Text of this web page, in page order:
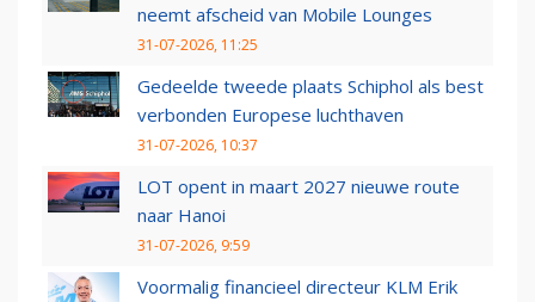
neemt afscheid van Mobile Lounges
31-07-2026, 11:25
Gedeelde tweede plaats Schiphol als best
verbonden Europese luchthaven
31-07-2026, 10:37
LOT opent in maart 2027 nieuwe route
naar Hanoi
31-07-2026, 9:59
Voormalig financieel directeur KLM Erik